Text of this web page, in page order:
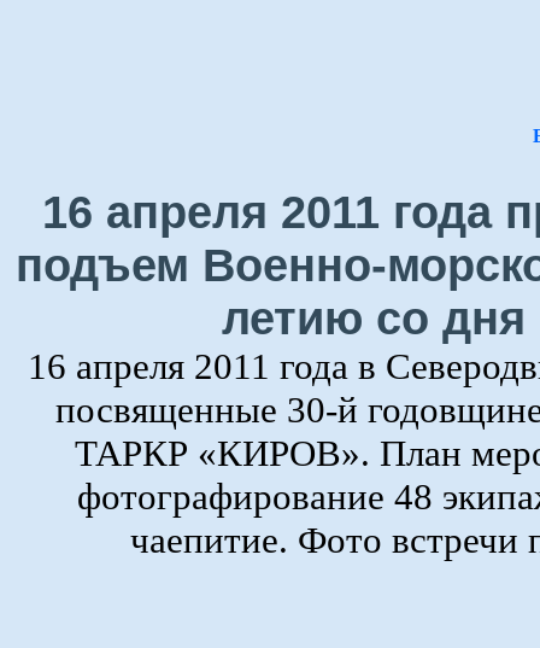
16 апреля 2011 года
подъем Военно-
летию со дня
16 апреля 2011 года в
посвященные 30-й
ТАРКР «КИРОВ». План
фотографирование 48
чаепитие. Фото